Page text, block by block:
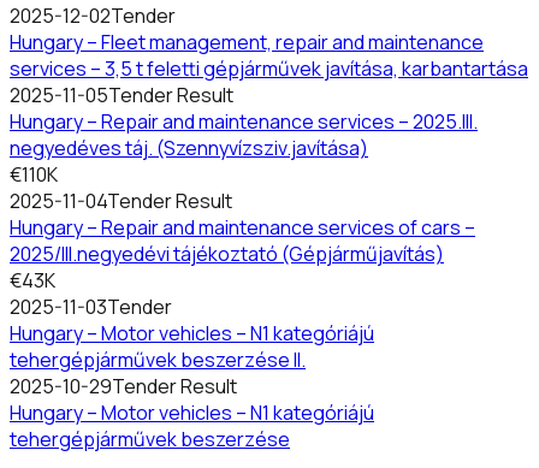
2025-12-02Tender
Hungary – Fleet management, repair and maintenance
services – 3,5 t feletti gépjárművek javítása, karbantartása
2025-11-05Tender Result
Hungary – Repair and maintenance services – 2025.III.
negyedéves táj. (Szennyvízsziv.javítása)
€110K
2025-11-04Tender Result
Hungary – Repair and maintenance services of cars –
2025/III.negyedévi tájékoztató (Gépjárműjavítás)
€43K
2025-11-03Tender
Hungary – Motor vehicles – N1 kategóriájú
tehergépjárművek beszerzése II.
2025-10-29Tender Result
Hungary – Motor vehicles – N1 kategóriájú
tehergépjárművek beszerzése